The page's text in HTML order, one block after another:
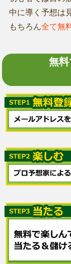
中に導く予想は
もちろん全て無
無